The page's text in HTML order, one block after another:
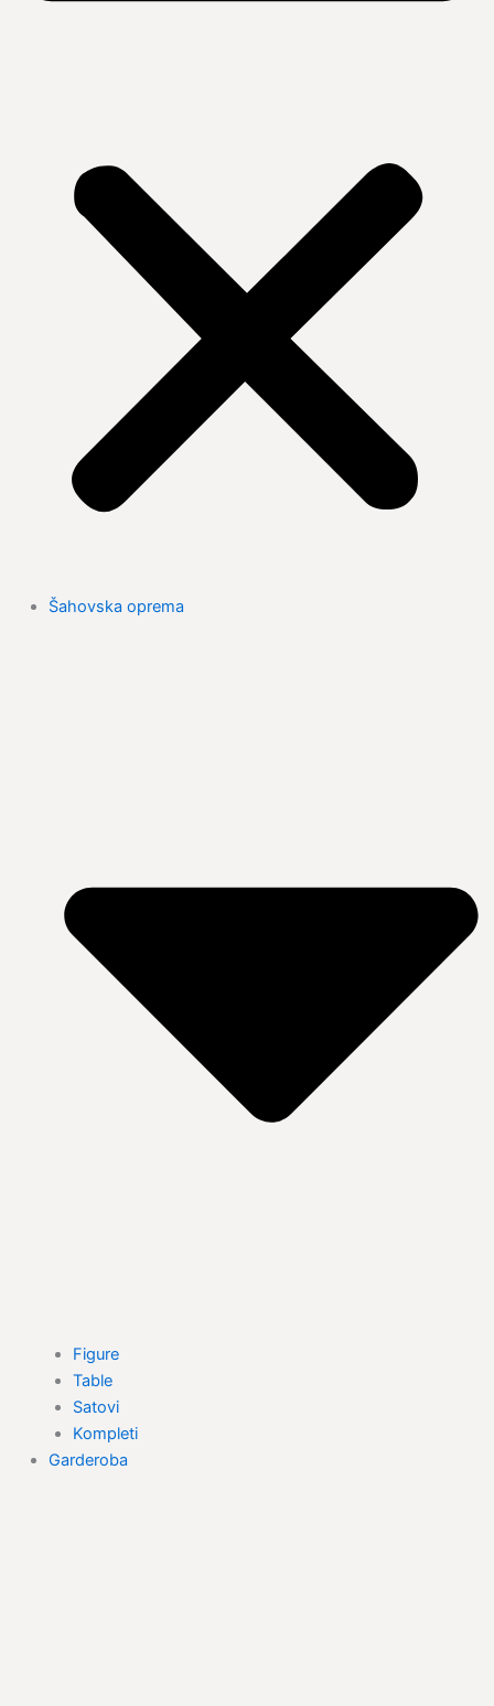
Šahovska oprema
Figure
Table
Satovi
Kompleti
Garderoba